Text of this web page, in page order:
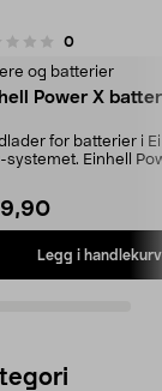
0anmeldelser
og batterier
Power X
for batterier i
systemet. Einhell
Legg i handlekurv
5.0av 5 stjerner